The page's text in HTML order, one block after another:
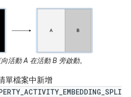
活動 A 在活動 B 旁啟動。
單檔案中新增